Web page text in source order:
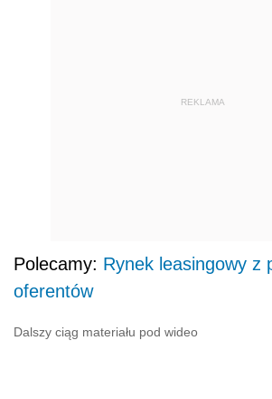
REKLAMA
Polecamy: Rynek leasingowy z
oferentów
Dalszy ciąg materiału pod wideo